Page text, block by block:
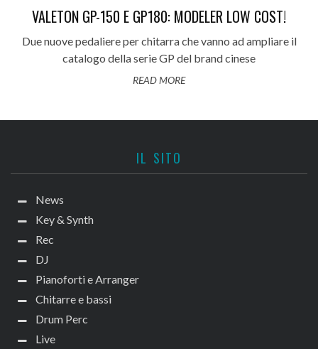
VALETON GP-150 E GP180: MODELER LOW COST!
Due nuove pedaliere per chitarra che vanno ad ampliare il
catalogo della serie GP del brand cinese
READ MORE
IL SITO
News
Key & Synth
Rec
DJ
Pianoforti e Arranger
Chitarre e bassi
Drum Perc
Live